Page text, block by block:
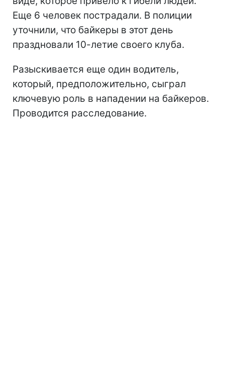
Еще 6 человек пострадали. В полиции
уточнили, что байкеры в этот день
праздновали 10-летие своего клуба.
Разыскивается еще один водитель,
который, предположительно, сыграл
ключевую роль в нападении на байкеров.
Проводится расследование.